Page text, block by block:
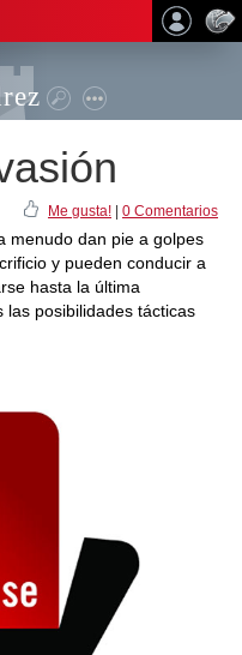
Me gusta! 0 Comentarios
menudo dan pie a golpes
y pueden conducir a
hasta la última
las posibilidades tácticas